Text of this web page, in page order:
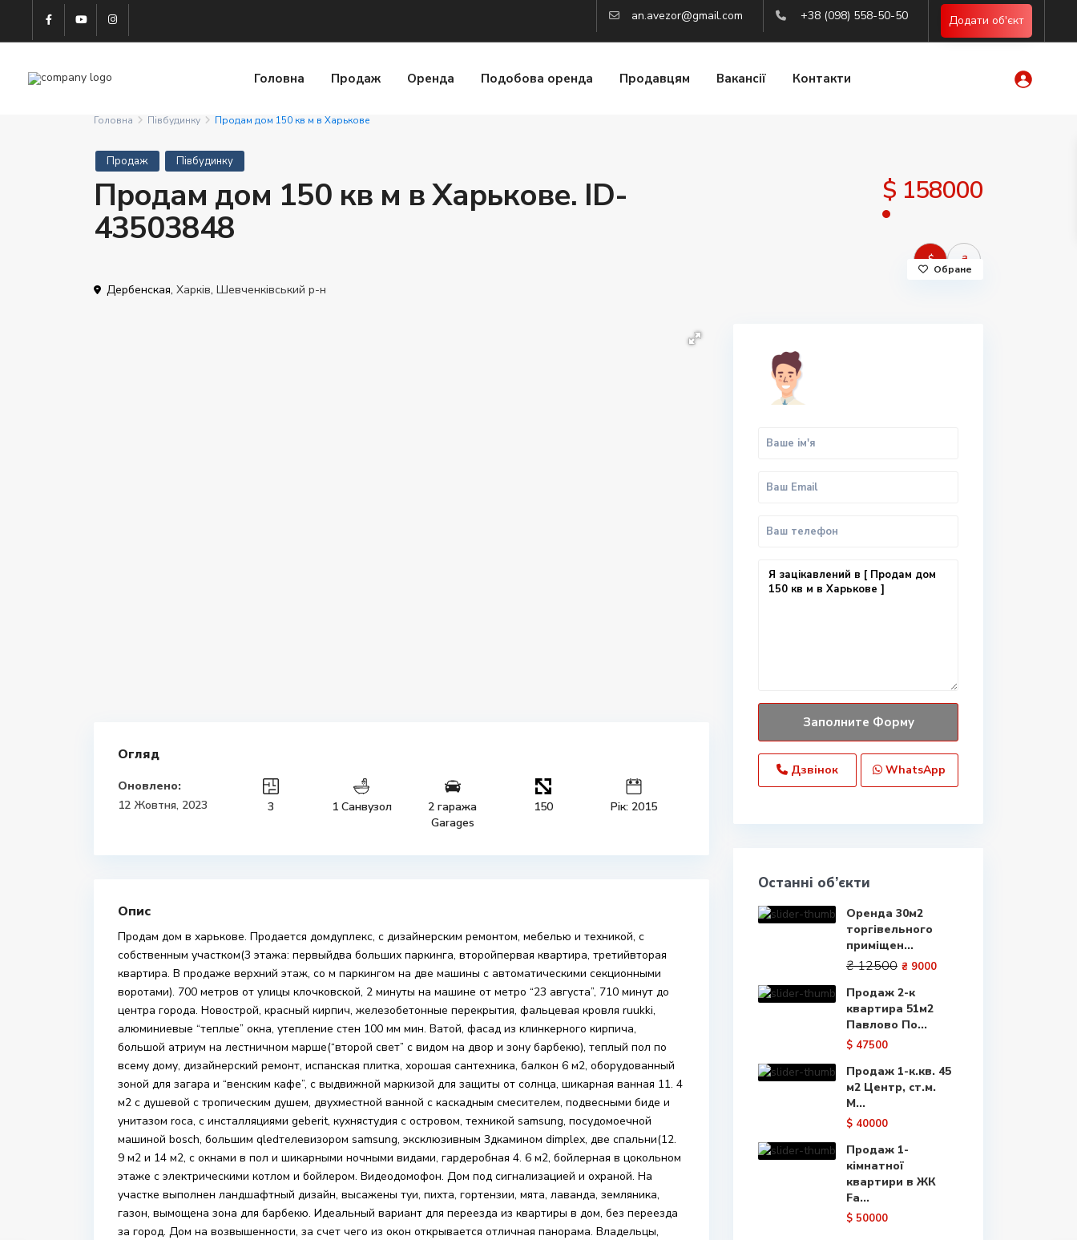
an.avezor@gmail.com +38 (098) 558-50-50 Додати об'єкт
Головна Продаж Оренда Подобова оренда Продавцям Вакансії Контакти
Головна Півбудинку Продам дом 150 кв м в Харькове
Продаж Півбудинку
Продам дом 150 кв м в Харькове. ID-
43503848
$ 158000
$ ₴
Дербенская, Харків, Шевченківський р-н
Обране
Огляд
Оновлено:
12 Жовтня, 2023
3 1 Санвузол
2 гаража
Garages
150 Рік: 2015
Опис
Продам дом в харькове. Продается домдуплекс, с дизайнерским ремонтом, мебелью и техникой, с
собственным участком(3 этажа: первыйдва больших паркинга, второйпервая квартира, третийвторая
квартира. В продаже верхний этаж, со м паркингом на две машины с автоматическими секционными
воротами). 700 метров от улицы клочковской, 2 минуты на машине от метро “23 августа”, 710 минут до
центра города. Новострой, красный кирпич, железобетонные перекрытия, фальцевая кровля ruukki,
алюминиевые “теплые” окна, утепление стен 100 мм мин. Ватой, фасад из клинкерного кирпича,
большой атриум на лестничном марше(“второй свет” с видом на двор и зону барбекю), теплый пол по
всему дому, дизайнерский ремонт, испанская плитка, хорошая сантехника, балкон 6 м2, оборудованный
зоной для загара и “венским кафе”, с выдвижной маркизой для защиты от солнца, шикарная ванная 11. 4
м2 с душевой с тропическим душем, двухместной ванной с каскадным смесителем, подвесными биде и
унитазом roca, с инсталляциями geberit, кухнястудия с островом, техникой samsung, посудомоечной
машиной bosch, большим qledтелевизором samsung, эксклюзивным 3дкамином dimplex, две спальни(12.
9 м2 и 14 м2, с окнами в пол и шикарными ночными видами, гардеробная 4. 6 м2, бойлерная в цокольном
этаже с электрическими котлом и бойлером. Видеодомофон. Дом под сигнализацией и охраной. На
участке выполнен ландшафтный дизайн, высажены туи, пихта, гортензии, мята, лаванда, земляника,
газон, вымощена зона для барбекю. Идеальный вариант для переезда из квартиры в дом, без переезда
за город. Дом на возвышенности, за счет чего из окон открывается отличная панорама. Владельцы,
Дзвінок WhatsApp
Останні об’єкти
Оренда 30м2
торгівельного
приміщен...
₴ 12500 ₴ 9000
Продаж 2-к
квартира 51м2
Павлово По...
$ 47500
Продаж 1-к.кв. 45
м2 Центр, ст.м.
М...
$ 40000
Продаж 1-
кімнатної
квартири в ЖК
Fa...
$ 50000